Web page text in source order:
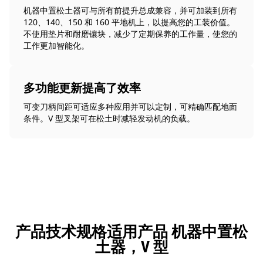
机器中置松土器可与所有前提升总成兼容，并可加装到所有
120、140、150 和 160 平地机上，以提高您的工装价值。
不使用垫片和耐磨镶块，减少了定期保养的工作量，使您的
工作更加智能化。
多功能更新提高了效率
可变刀柄间距可适应多种应用并可以定制，可精确匹配地面
条件。V 型叉架可在松土时减轻发动机的负载。
产品技术规格适用产品 机器中置松
土器，V 型